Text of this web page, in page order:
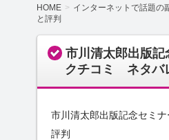
HOME インターネットで話題の
と評判
市川清太郎出版
クチコミ ネタバ
市川清太郎出版記念セミ
評判